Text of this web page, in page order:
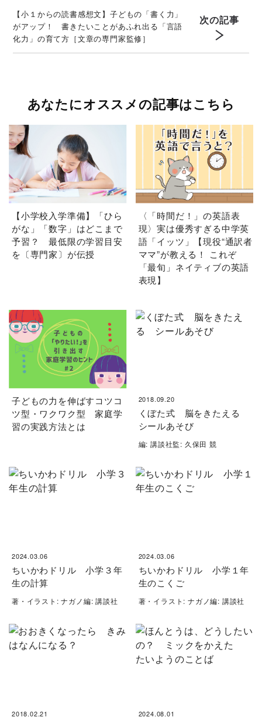
【小１からの読書感想文】子どもの「書く力」
がアップ！ 書きたいことがあふれ出る「言語
化力」の育て方［文章の専門家監修］
次の記事
あなたにオススメの記事はこちら
【小学校入学準備】「ひら
がな」「数字」はどこまで
予習？ 最低限の学習目安
を〔専門家〕が伝授
〈「時間だ！」の英語表
現〉実は優秀すぎる中学英
語「イッツ」【現役“通訳者
ママ”が教える！ これぞ
「最旬」ネイティブの英語
表現】
子どもの力を伸ばすコツコ
ツ型・ワクワク型 家庭学
習の実践方法とは
2018.09.20
くぼた式 脳をきたえる
シールあそび
編: 講談社監: 久保田 競
2024.03.06
ちいかわドリル 小学３年
生の計算
著・イラスト: ナガノ編: 講談社
2024.03.06
ちいかわドリル 小学１年
生のこくご
著・イラスト: ナガノ編: 講談社
2018.02.21 2024.08.01